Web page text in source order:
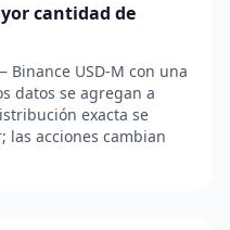
cantidad de
USD-M con una
datos se agregan a
exacta se
las acciones cambian